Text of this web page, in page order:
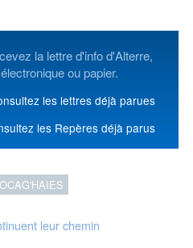
la lettre d'info d'Alterre,
ou papier.
les lettres déjà parues
les Repères déjà parus
leur chemin